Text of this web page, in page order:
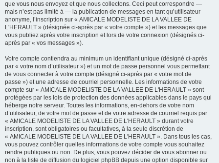
que vous nous envoyez et que nous collectons. Ceci peut correspondre —
mais n’est pas limité à — la publication de messages en tant qu’utilisateur
anonyme, l’inscription sur « AMICALE MODELISTE DE LA VALLEE DE
L'HERAULT » (désignée ci-après par « votre compte ») et les messages que
vous publiez après votre inscription et lors de votre connexion (désignés ci-
après par « vos messages »).
Votre compte contiendra au minimum un identifiant unique (désigné ci-après
par « votre nom d’utilisateur ») et un mot de passe personnel vous permettant
de vous connecter à votre compte (désigné ci-après par « votre mot de
passe ») et une adresse de courriel personnelle. Les informations de votre
compte sur « AMICALE MODELISTE DE LA VALLEE DE L'HERAULT » sont
protégées par les lois de protection des données applicables dans le pays qui
héberge notre serveur. Toutes les informations, en-dehors de votre nom
d’utilisateur, de votre mot de passe et de votre adresse de courriel requis par
« AMICALE MODELISTE DE LA VALLEE DE L'HERAULT » durant votre
inscription, sont obligatoires ou facultatives, à la seule discrétion de
« AMICALE MODELISTE DE LA VALLEE DE L'HERAULT ». Dans tous les cas,
vous pouvez contrôler quelles informations de votre compte vous souhaitez
rendre publiques ou non. De plus, vous pouvez décider de vous abonner ou
non à la liste de diffusion du logiciel phpBB depuis une option disponible sur